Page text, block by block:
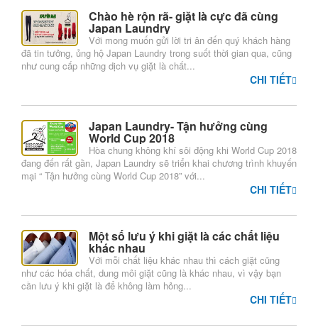
hơi
Giặt
đồ
Gói
doanh
nhân
Dịch
Chào hè rộn rã- giặt là cực đã cùng
Japan Laundry
Với mong muốn gửi lời tri ân đến quý khách hàng
đã tin tưởng, ủng hộ Japan Laundry trong suốt thời gian qua, cũng
như cung cấp những dịch vụ giặt là chất...
CHI TIẾT
Japan Laundry- Tận hưởng cùng
World Cup 2018
Hòa chung không khí sôi động khi World Cup 2018
đang đến rất gần, Japan Laundry sẽ triển khai chương trình khuyến
mại “ Tận hưởng cùng World Cup 2018” với...
CHI TIẾT
Một số lưu ý khi giặt là các chất liệu
khác nhau
Với mỗi chất liệu khác nhau thì cách giặt cũng
như các hóa chất, dung môi giặt cũng là khác nhau, vì vậy bạn
cần lưu ý khi giặt là để không làm hỏng...
CHI TIẾT